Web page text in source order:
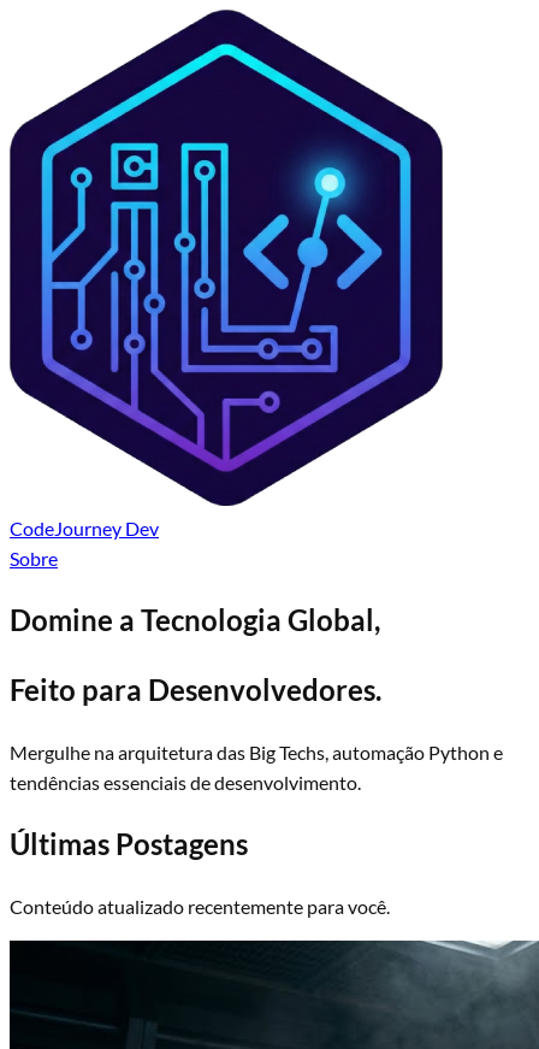
CodeJourney Dev
Sobre
Domine a Tecnologia Global,
Feito para Desenvolvedores.
Mergulhe na arquitetura das Big Techs, automação Python e
tendências essenciais de desenvolvimento.
Últimas Postagens
Conteúdo atualizado recentemente para você.